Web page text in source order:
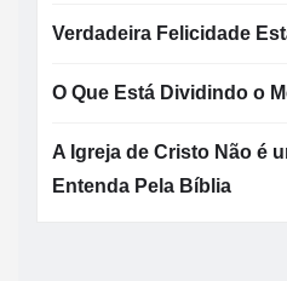
Verdadeira Felicidade
O Que Está Dividindo o
A Igreja de Cristo Não é
Entenda Pela Bíblia